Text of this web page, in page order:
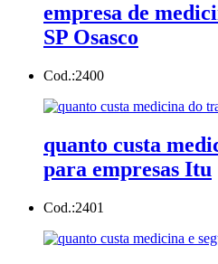
empresa de
SP Osasco
Cod.:2400
quanto custa
para empresas Itu
Cod.:2401